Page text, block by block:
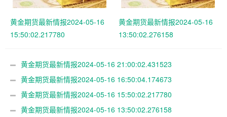
黄金期货最新情报2024-05-16
15:50:02.217780
黄金期货最新情报2024-05-16
13:50:02.276158
黄金期货最新情报2024-05-16 21:00:02.431523
黄金期货最新情报2024-05-16 16:50:04.174673
黄金期货最新情报2024-05-16 15:50:02.217780
黄金期货最新情报2024-05-16 13:50:02.276158